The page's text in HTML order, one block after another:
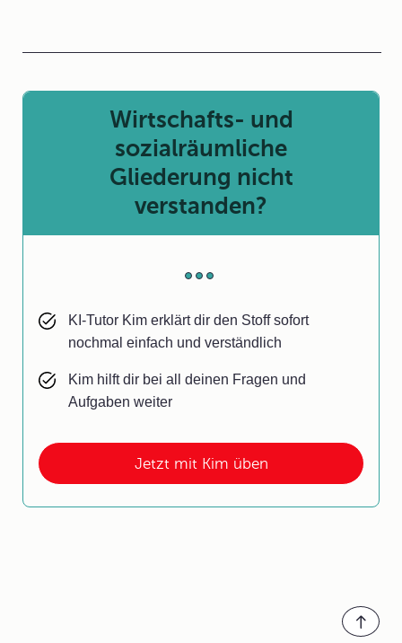
Jetzt mit Kim üben
Wirtschafts- und
sozialräumliche
Gliederung nicht
verstanden?
KI-Tutor Kim erklärt dir den Stoff sofort
nochmal einfach und verständlich
Kim hilft dir bei all deinen Fragen und
Aufgaben weiter